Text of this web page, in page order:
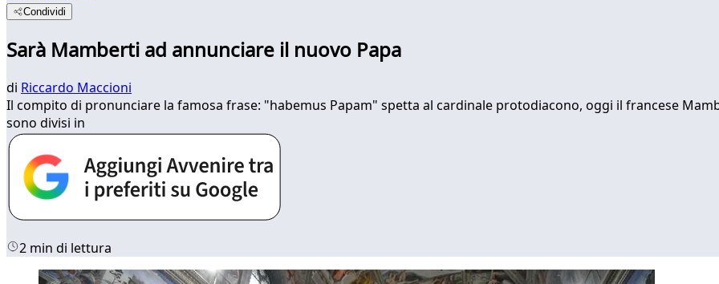
Condividi
Sarà Mamberti ad annunciare il nuovo Papa
di Riccardo Maccioni
Il compito di pronunciare la famosa frase: "habemus Papam" spetta al cardinale protodiacono, oggi il francese
sono divisi in
2 min di lettura